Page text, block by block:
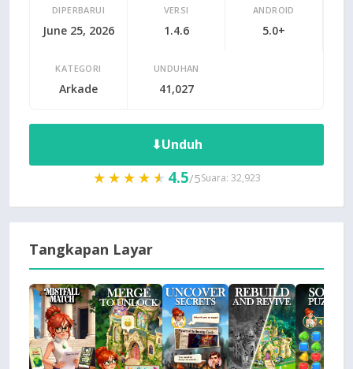
DIPERBARUI
June 25, 2026
VERSI
1.4.6
ANDROID
5.0+
KATEGORI
Arkade
UNDUHAN
41,027
⬇Unduh
★★★★★
★★★★★ 4.5/5Suara: 32,923
Tangkapan Layar